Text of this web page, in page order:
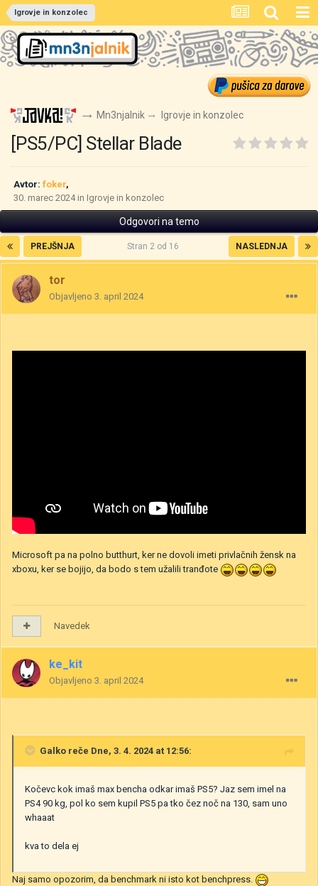
Igrovje in konzolec
Mn3njalnik Igrovje in konzolec
[PS5/PC] Stellar Blade
Avtor: foker,
30. marec 2024in Igrovje in konzolec
Odgovori na temo
PREJŠNJA NASLEDNJA
Stran 2 od 16
tor
Objavljeno 3. april 2024
Microsoft pa na polno butthurt, ker ne dovoli imeti privlačnih žensk na
xboxu, ker se bojijo, da bodo s tem užalili tranđote
Navedek
ke_kit
Objavljeno 3. april 2024
Galko reče Dne, 3. 4. 2024 at 12:56:
Kočevc kok imaš max bencha odkar imaš PS5? Jaz sem imel na
PS4 90 kg, pol ko sem kupil PS5 pa tko čez noč na 130, sam uno
whaaat
kva to dela ej
Naj samo opozorim, da benchmark ni isto kot benchpress.